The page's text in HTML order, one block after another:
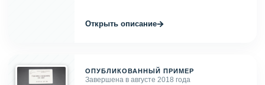
Открыть описание→
ОПУБЛИКОВАННЫЙ ПРИМЕР
Завершена в августе 2018 года